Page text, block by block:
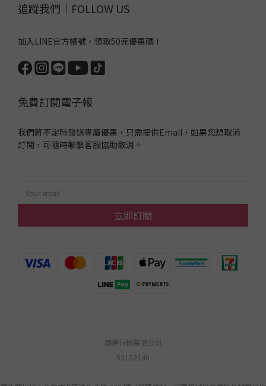
追蹤我們｜FOLLOW US
加入LINE官方帳號，領取50元優惠碼！
免費訂閱電子報
我們將不定時發送專屬優惠，只需提供Email，如果您想取消
訂閱，可隨時聯繫客服協助取消。
立即訂閱
廣通行銷有限公司
53152146